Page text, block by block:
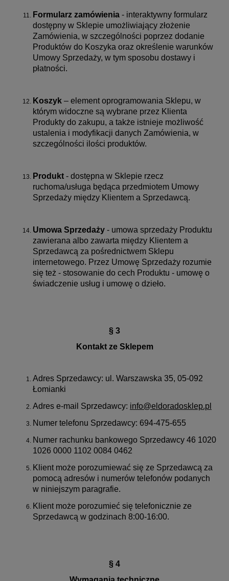
Formularz zamówienia - interaktywny formularz
dostępny w Sklepie umożliwiający złożenie
Zamówienia, w szczególności poprzez dodanie
Produktów do Koszyka oraz określenie warunków
Umowy Sprzedaży, w tym sposobu dostawy i
płatności.
Koszyk – element oprogramowania Sklepu, w
którym widoczne są wybrane przez Klienta
Produkty do zakupu, a także istnieje możliwość
ustalenia i modyfikacji danych Zamówienia, w
szczególności ilości produktów.
Produkt - dostępna w Sklepie rzecz
ruchoma/usługa będąca przedmiotem Umowy
Sprzedaży między Klientem a Sprzedawcą.
Umowa Sprzedaży - umowa sprzedaży Produktu
zawierana albo zawarta między Klientem a
Sprzedawcą za pośrednictwem Sklepu
internetowego. Przez Umowę Sprzedaży rozumie
się też - stosowanie do cech Produktu - umowę o
świadczenie usług i umowę o dzieło.
§ 3
Kontakt ze Sklepem
Adres Sprzedawcy: ul. Warszawska 35, 05-092
Łomianki
Adres e-mail Sprzedawcy: info@eldoradosklep.pl
Numer telefonu Sprzedawcy: 694-475-655
Numer rachunku bankowego Sprzedawcy 46 1020
1026 0000 1102 0084 0462
Klient może porozumiewać się ze Sprzedawcą za
pomocą adresów i numerów telefonów podanych
w niniejszym paragrafie.
Klient może porozumieć się telefonicznie ze
Sprzedawcą w godzinach 8:00-16:00.
§ 4